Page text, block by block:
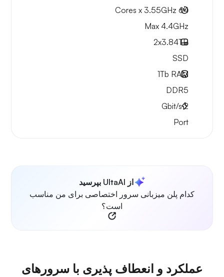
64 Cores x 3.55GHz
Max 4.4GHz
2x3.84TB
SSD
1Tb RAM
DDR5
2
Gbit/s
Port
از UltaAI بپرسید
کدام پلن میزبانی سرور اختصاصی برای من مناسب
است؟
عملکرد و انعطاف پذیری با سرورهای